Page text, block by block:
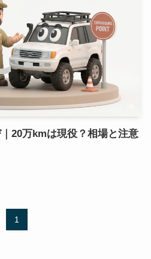
20万kmは現役？相場と注意
1